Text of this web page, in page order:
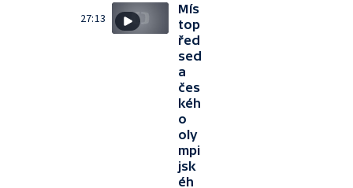
27:13
Mís
top
řed
sed
a
čes
kéh
o
oly
mpi
jsk
éh